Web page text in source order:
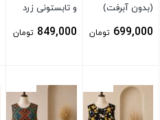
(بدون آبرفت)
699,000 تومان
و تابستونی زرد
849,000 تومان